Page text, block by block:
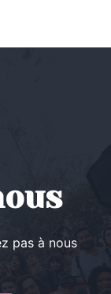
pas à nous